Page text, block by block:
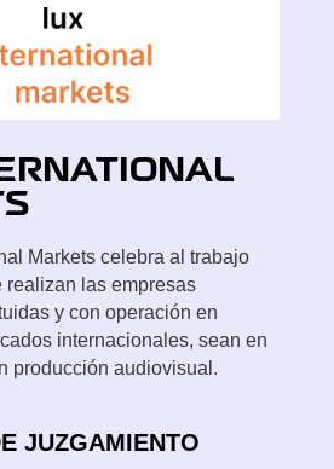
Markets celebra al trabajo
realizan las empresas
y con operación en
internacionales, sean en
producción audiovisual.
JUZGAMIENTO